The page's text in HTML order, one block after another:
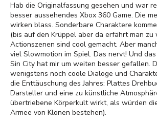
Hab die Originalfassung gesehen und war
besser aussehendes Xbox 360 Game. Die
wirken blass. Sonderbare Charaktere
(bis auf den Krüppel aber da erfährt man zu
Actionszenen sind cool gemacht. Aber
viel Slowmotion im Spiel. Das nervt! Und
Sin City hat mir um weiten besser gefallen.
wenigstens noch coole Dialoge und
die Enttäuschung des Jahres: Plattes
Darsteller und eine zu künstliche
übertriebene Körperkult wirkt, als würden
Armee von Klonen bestehen).